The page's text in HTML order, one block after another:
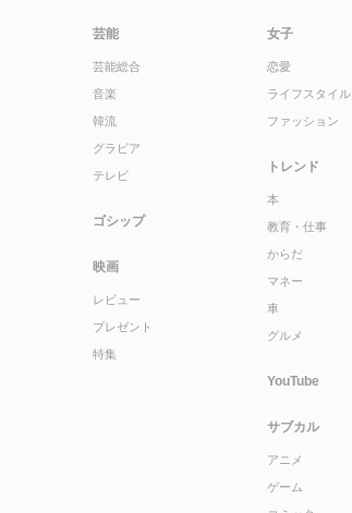
芸能
芸能総合
音楽
韓流
グラビア
テレビ
ゴシップ
映画
レビュー
プレゼント
特集
女子
恋愛
ライフスタイル
ファッション
トレンド
本
教育・仕事
からだ
マネー
車
グルメ
YouTube
サブカル
アニメ
ゲーム